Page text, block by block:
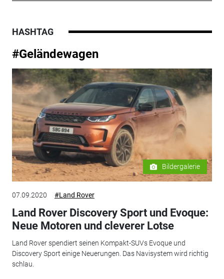
HASHTAG
#Geländewagen
Bildergalerie
07.09.2020 #Land Rover
Land Rover Discovery Sport und Evoque:
Neue Motoren und cleverer Lotse
Land Rover spendiert seinen Kompakt-SUVs Evoque und
Discovery Sport einige Neuerungen. Das Navisystem wird richtig
schlau.